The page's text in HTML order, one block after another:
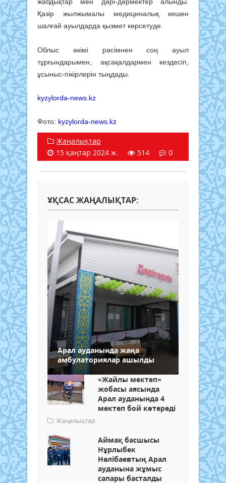
жабдықтар мен дәрі-дәрмектер алынды.
Қазір жылжымалы медициналық кешен
шалғай ауылдарда қызмет көрсетуде.
Облыс әкімі рәсімнен соң ауыл
тұрғындарымен, ақсақалдармен кездесіп,
ұсыныс-пікірлерін тыңдады.
kyzylorda-news.kz
Фото: kyzylorda-news.kz
Жаңалықтар
15 қаңтар 2024 ж.
514 0
ҰҚСАС ЖАҢАЛЫҚТАР:
Арал ауданында жаңа
амбулаториялар ашылды
«Жайлы мектеп»
жобасы аясында
Арал ауданында 4
мектеп бой көтереді
Жаңалықтар
Аймақ басшысы
Нұрлыбек
Нәлібаевтың Арал
ауданына жұмыс
сапары басталды